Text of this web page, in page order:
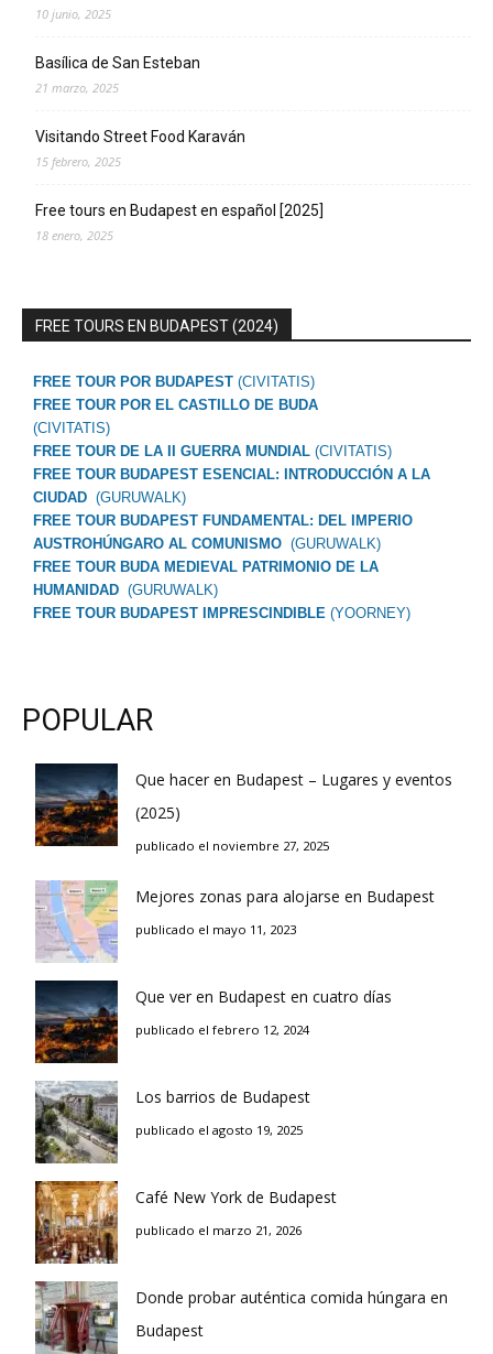
10 junio, 2025
Basílica de San Esteban
21 marzo, 2025
Visitando Street Food Karaván
15 febrero, 2025
Free tours en Budapest en español [2025]
18 enero, 2025
FREE TOURS EN BUDAPEST (2024)
FREE TOUR POR BUDAPEST (CIVITATIS)
FREE TOUR POR EL CASTILLO DE BUDA
(CIVITATIS)
FREE TOUR DE LA II GUERRA MUNDIAL (CIVITATIS)
FREE TOUR BUDAPEST ESENCIAL: INTRODUCCIÓN A LA
CIUDAD (GURUWALK)
FREE TOUR BUDAPEST FUNDAMENTAL: DEL IMPERIO
AUSTROHÚNGARO AL COMUNISMO (GURUWALK)
FREE TOUR BUDA MEDIEVAL PATRIMONIO DE LA
HUMANIDAD (GURUWALK)
FREE TOUR BUDAPEST IMPRESCINDIBLE (YOORNEY)
POPULAR
Que hacer en Budapest – Lugares y eventos
(2025)
publicado el noviembre 27, 2025
Mejores zonas para alojarse en Budapest
publicado el mayo 11, 2023
Que ver en Budapest en cuatro días
publicado el febrero 12, 2024
Los barrios de Budapest
publicado el agosto 19, 2025
Café New York de Budapest
publicado el marzo 21, 2026
Donde probar auténtica comida húngara en
Budapest